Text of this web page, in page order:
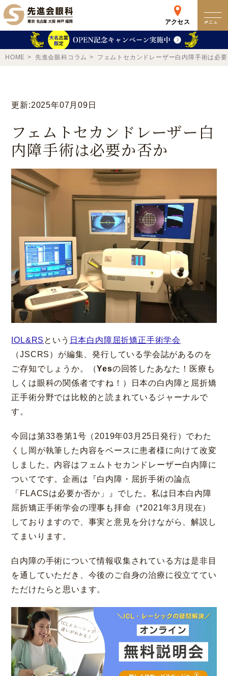
アクセス メニュー
0120-049-113
受付時間 10:00-19:00
診療内容
クリニック案内
手術・料金
ドクター紹介 よくあるご質問
コラム お知らせ
学会発表 / 論文 /
報道・メディア出演
ホーム
サイトマップ プライバシーポリシー
手術キャンセルポリシー
迷惑行為に対するの当院の対応に関して
初診時における情報開示に関して
当医院への営業の窓口について
クリニック
東京 新宿
新宿区西新宿
詳細 Web予約
名古屋
詳細 Web予約
大阪 梅田本院
大阪市北区梅田
詳細 Web予約
福岡 天神
福岡市中央区天神
詳細
先進会眼科 福岡飯塚
福岡県飯塚市川津
[提携]札幌かとう眼
科
[ICL提携]鹿児島園
田眼科
鹿児島市中央町
[提携]木村眼科 天王
寺院
大阪市天王寺区
HOME 先進会眼科コラム フェムトセカンドレーザー白内障手術は必
更新:2025年07月09日
フェムトセカンドレーザー白
内障手術は必要か否か
IOL&RS という 日本白内障屈折矯正手術学会
（JSCRS）が編集、発行している学会誌があるのを
ご存知でしょうか。（Yesの回答したあなた！医療も
しくは眼科の関係者ですね！）日本の白内障と屈折矯
正手術分野では比較的と読まれているジャーナルで
す。
今回は第33巻第1号（2019年03月25日発行）でわた
くし岡が執筆した内容をベースに患者様に向けて改変
しました。内容はフェムトセカンドレーザー白内障に
ついてです。企画は『白内障・屈折手術の論点
「FLACSは必要か否か」』でした。私は日本白内障
屈折矯正手術学会の理事も拝命（*2021年3月現在）
しておりますので、事実と意見を分けながら、解説し
てまいります。
白内障の手術について情報収集されている方は是非目
を通していただき、今後のご自身の治療に役立ててい
ただけたらと思います。